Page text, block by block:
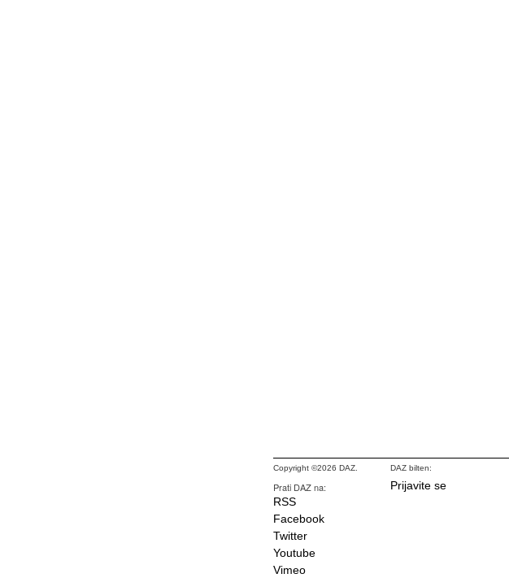
Copyright ©2026 DAZ.
Prati DAZ na:
RSS
Facebook
Twitter
Youtube
Vimeo
DAZ bilten:
Prijavite se